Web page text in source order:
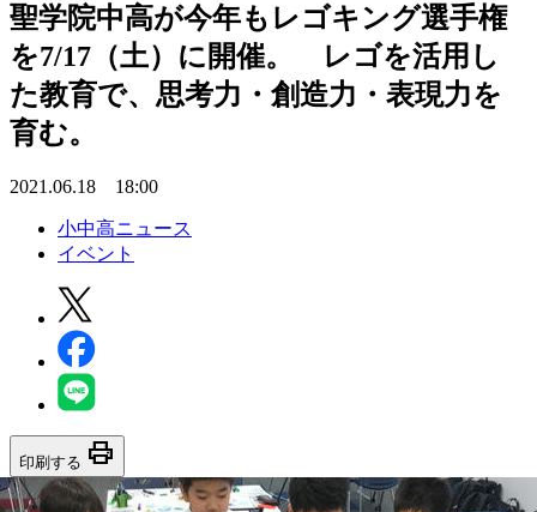
聖学院中高が今年もレゴキング選手権
を7/17（土）に開催。 レゴを活用し
た教育で、思考力・創造力・表現力を
育む。
2021.06.18 18:00
小中高ニュース
イベント
印刷する print